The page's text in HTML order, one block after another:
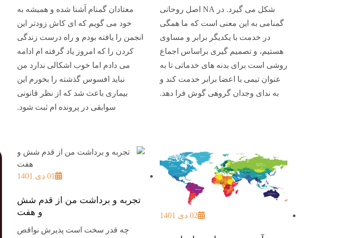
شکل می گیرد. در NA اصل روحانی
گمنامی به این معنی است که ما همگی
در خدمت با یکدیگر برابر و مساوی
هستیم، و تصمیم گیری براساس اجماع
روشی است برای بدنه های خدماتی تا به
عنوان تیمی با اعضا برابر خدمت کند و
به ندای وجدان گروهی گوش فرا دهد.
معتادان گمنام آشنا شده و همیشه به
خود می گویم که ای کاش زودتر این
انجمن را یافته بودم و راه درست زندگی
کردن را که امروز یاد گرفته ام ادامه
می دادم اما خوب اشکالی ندارد من
نباید افسوس گذشته را بخورم این
بیماری باعث شد که از نظر قانونی
سوابقی در پرونده ام ثبت شود.
02 دی 1401
01 دی 1401
تجربه و برداشت من از قدم شش
و هفت
چه قدر سخت است پذیرش نواقص